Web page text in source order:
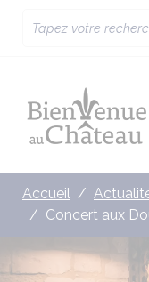
Accueil
Concert aux